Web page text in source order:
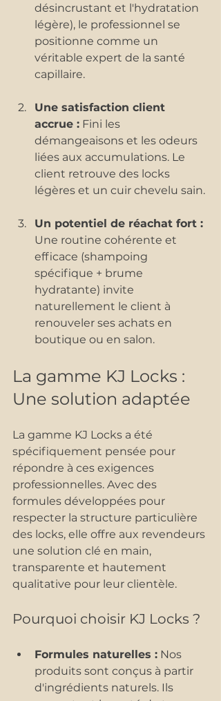
désincrustant et l'hydratation
légère), le professionnel se
positionne comme un
véritable expert de la santé
capillaire.
Une satisfaction client
accrue : Fini les
démangeaisons et les odeurs
liées aux accumulations. Le
client retrouve des locks
légères et un cuir chevelu sain.
Un potentiel de réachat fort :
Une routine cohérente et
efficace (shampoing
spécifique + brume
hydratante) invite
naturellement le client à
renouveler ses achats en
boutique ou en salon.
La gamme KJ Locks :
Une solution adaptée
La gamme KJ Locks a été
spécifiquement pensée pour
répondre à ces exigences
professionnelles. Avec des
formules développées pour
respecter la structure particulière
des locks, elle offre aux revendeurs
une solution clé en main,
transparente et hautement
qualitative pour leur clientèle.
Pourquoi choisir KJ Locks ?
Formules naturelles : Nos
produits sont conçus à partir
d'ingrédients naturels. Ils